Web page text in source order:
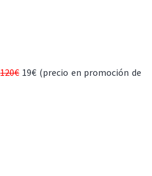
120€19€ (precio en promoción de